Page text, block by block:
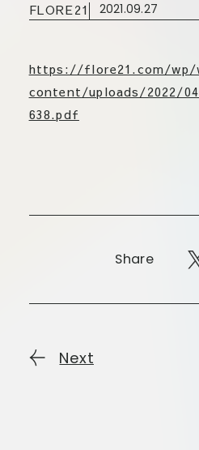
FLORE21 2021.09.27
https://flore21.com/wp/
content/uploads/2022/
638.pdf
Share
Next
大田本店
大田新店
葛西店